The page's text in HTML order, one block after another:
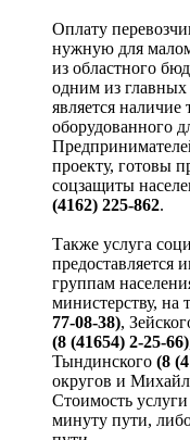
Оплату
нужную для
из областного
одним из главных
является наличие
оборудованного
проекту, готовы
соцзащиты
(4162) 225-862.
Также услуга
группам
министерству, на
77-08-38),
(8 (41654) 2-25-66)
Тындинского (8
округов и
Стоимость
минуту пути,